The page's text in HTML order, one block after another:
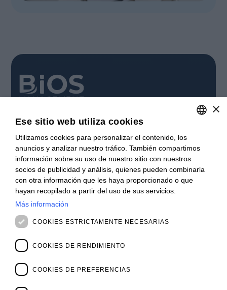
Cuida tu negocio.
Suscríbase a nuestro boletín para mantenerse al día.
INSCRÍBASE
CONTACTO
Oficinas
Contáctanos
Vacantes
NOVEDADES
Webinars
Archivo de Webinars
Noticias y Eventos
Archivo de Eventos
ITALIAN
FRENCH
×
Ese sitio web utiliza cookies
Utilizamos cookies para personalizar el contenido, los
anuncios y analizar nuestro tráfico. También compartimos
información sobre su uso de nuestro sitio con nuestros
socios de publicidad y análisis, quienes pueden combinarla
con otra información que les haya proporcionado o que
hayan recopilado a partir del uso de sus servicios.
Más información
COOKIES ESTRICTAMENTE NECESARIAS
COOKIES DE RENDIMIENTO
COOKIES DE PREFERENCIAS